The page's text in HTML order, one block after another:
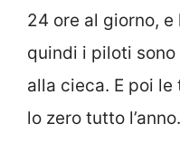
24 ore al giorno,
quindi i piloti
alla cieca. E poi
lo zero tutto l’anno.